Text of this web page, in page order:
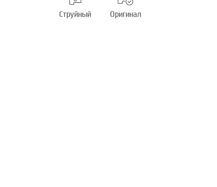
Струйный Оригинал